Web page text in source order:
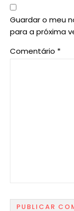
Guardar o meu
para a próxima
Comentário *